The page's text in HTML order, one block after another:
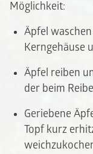
Möglichkeit:
Äpfel
Kerngehäuse
Äpfel reiben
der beim
Geriebene
Topf kurz